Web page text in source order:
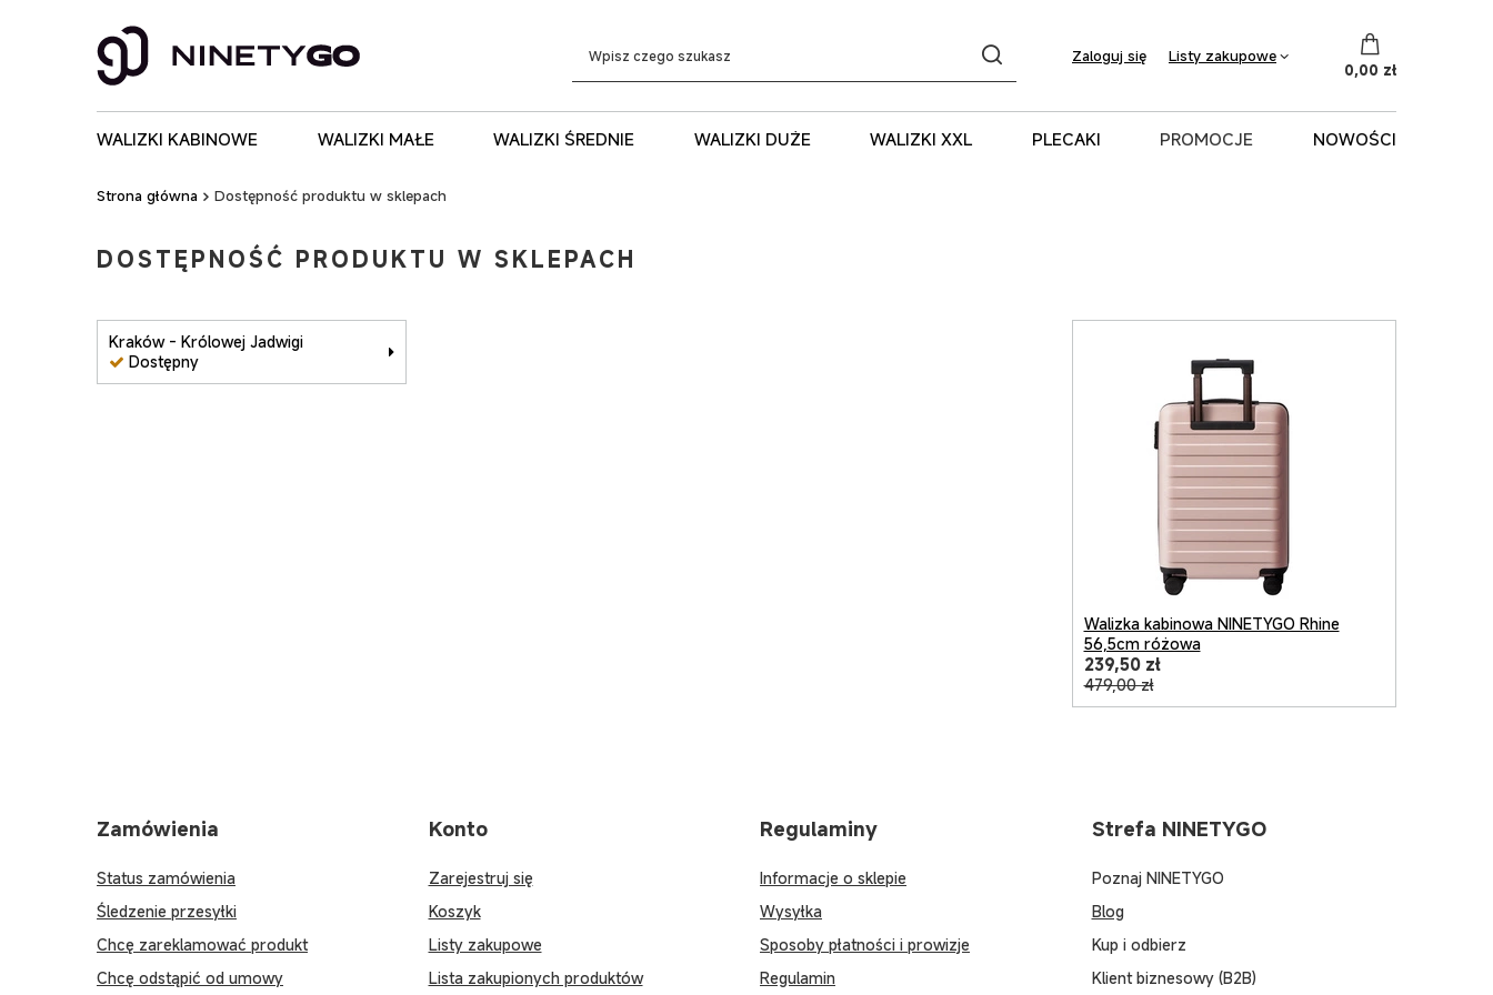
Zaloguj się Listy zakupowe
0,00 zł
WALIZKI KABINOWE WALIZKI MAŁE WALIZKI ŚREDNIE WALIZKI DUŻE WALIZKI XXL PLECAKI PROMOCJE NOWOŚCI
Strona główna Dostępność produktu w sklepach
DOSTĘPNOŚĆ PRODUKTU W SKLEPACH
Walizka kabinowa NINETYGO Rhine
56,5cm różowa
239,50 zł
479,00 zł
Kraków - Królowej Jadwigi
Dostępny
Zamówienia
Status zamówienia
Śledzenie przesyłki
Chcę zareklamować produkt
Chcę odstąpić od umowy
Konto
Zarejestruj się
Koszyk
Listy zakupowe
Lista zakupionych produktów
Regulaminy
Informacje o sklepie
Wysyłka
Sposoby płatności i prowizje
Regulamin
Strefa NINETYGO
Poznaj NINETYGO
Blog
Kup i odbierz
Klient biznesowy (B2B)